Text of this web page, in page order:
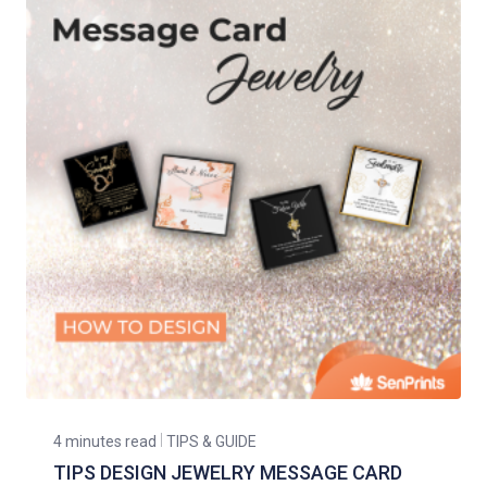
4 minutes read TIPS & GUIDE
TIPS DESIGN JEWELRY MESSAGE CARD